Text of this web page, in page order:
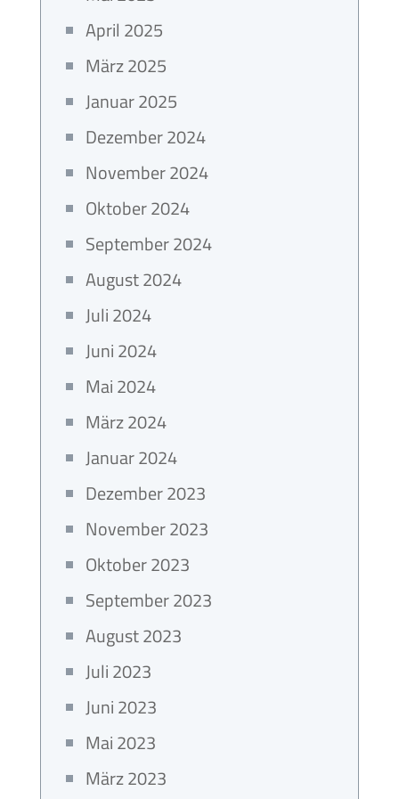
April 2025
März 2025
Januar 2025
Dezember 2024
November 2024
Oktober 2024
September 2024
August 2024
Juli 2024
Juni 2024
Mai 2024
März 2024
Januar 2024
Dezember 2023
November 2023
Oktober 2023
September 2023
August 2023
Juli 2023
Juni 2023
Mai 2023
März 2023